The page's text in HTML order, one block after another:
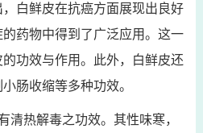
白鲜皮在抗癌方面展现出良好
药物中得到了广泛应用。这一
功效与作用。此外，白鲜皮还
肠收缩等多种功效。
清热解毒之功效。其性味寒，